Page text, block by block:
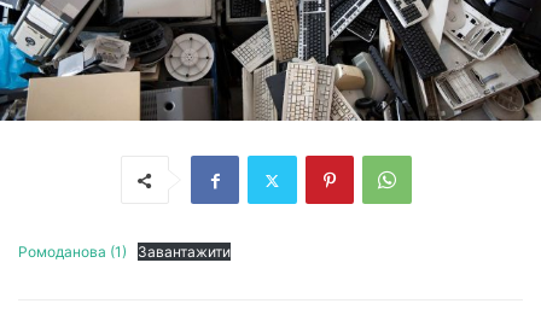
Ромоданова (1) Завантажити